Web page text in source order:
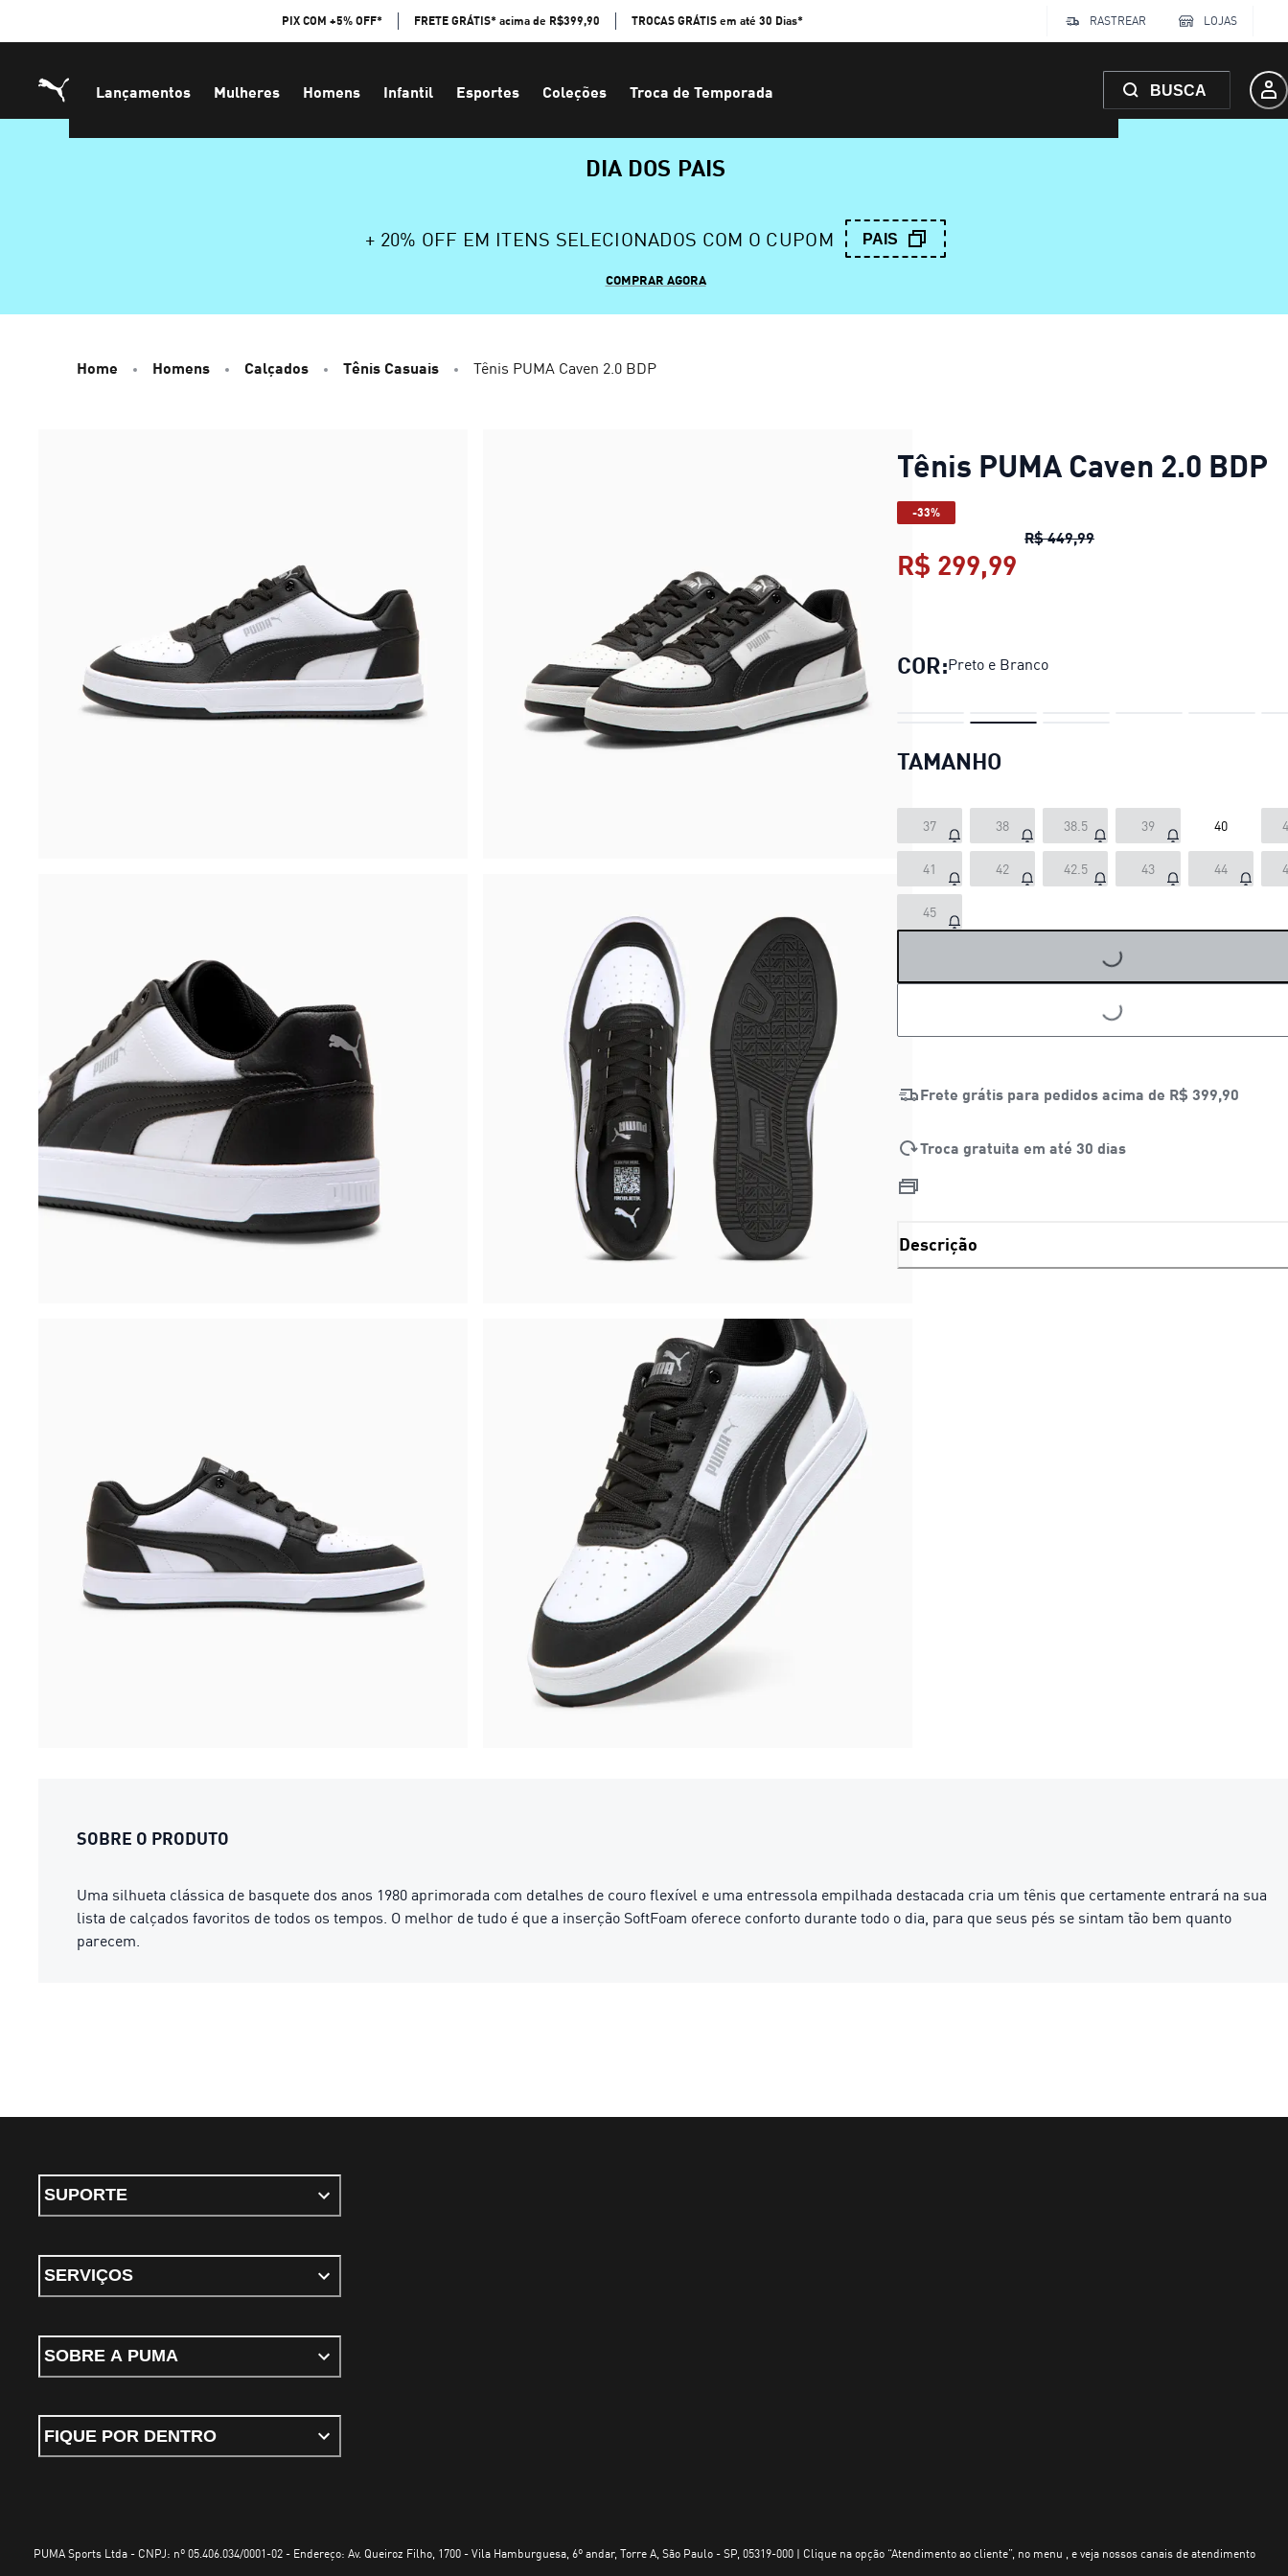
PIX COM +5% OFF* FRETE GRÁTIS* acima de R$399,90 TROCAS GRÁTIS em até 30 Dias* RASTREAR LOJAS
Lançamentos Mulheres Homens Infantil Esportes Coleções Troca de Temporada BUSCA
DIA DOS PAIS
+ 20% OFF EM ITENS SELECIONADOS COM O CUPOM PAIS
COMPRAR AGORA
Home Homens Calçados Tênis Casuais Tênis PUMA Caven 2.0 BDP
Tênis PUMA Caven 2.0 BDP
-33%
R$ 449,99Tênis PUMA Caven 2.0 BDP
R$ 299,99
COR:Preto e Branco
TAMANHO
37 38 38.5 39 40
41 42 42.5 43 44
45 LOADING...
LOADING...
Frete grátis para pedidos acima de R$ 399,90
Troca gratuita em até 30 dias
Descrição
SOBRE O PRODUTO
Uma silhueta clássica de basquete dos anos 1980 aprimorada com detalhes de couro flexível e uma entressola empilhada destacada cria um tênis que certamente entrará na sua
lista de calçados favoritos de todos os tempos. O melhor de tudo é que a inserção SoftFoam oferece conforto durante todo o dia, para que seus pés se sintam tão bem quanto
parecem.
SUPORTE
SERVIÇOS
SOBRE A PUMA
FIQUE POR DENTRO
PUMA Sports Ltda - CNPJ: nº 05.406.034/0001-02 - Endereço: Av. Queiroz Filho, 1700 - Vila Hamburguesa, 6º andar, Torre A, São Paulo - SP, 05319-000 | Clique na opção “Atendimento ao cliente”, no menu , e veja nossos canais de atendimento